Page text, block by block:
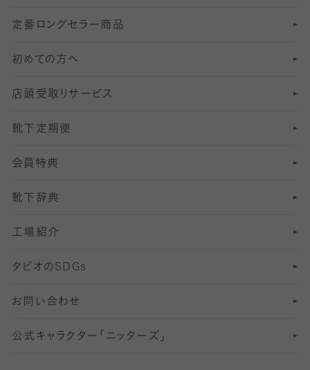
7 分丈 レギンス
8分丈 レギンス
10分丈 レギンス
12分丈レギンス
13分丈レギンス
スーツカジュアルソックス・靴下
ロングホーズ
サッカー・フットサル用ソックス
ヨガソックス・靴下
スポーツ用レッグウォーマー
SSサイズ（21～23cm）
Sサイズ（22～25cm）
Mサイズ（25～27cm）
Lサイズ（27～29cm）
加圧・着圧ソックス
冷えとり靴下
着圧・加圧タイツ
むくみ対策
足の疲れ対策
足の臭い対策
冷え対策
靴ずれ対策
快適な睡眠対策
定番ロングセラー商品
初めての方へ
店頭受取りサービス
靴下定期便
会員特典
靴下辞典
工場紹介
タビオのSDGs
お問い合わせ
公式キャラクター「ニッターズ」